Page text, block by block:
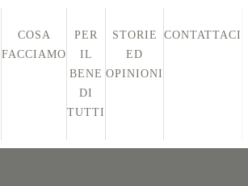
COSA
FACCIAMO
PER
IL
BENE
DI
TUTTI
STORIE
ED
OPINIONI
CONTATTACI